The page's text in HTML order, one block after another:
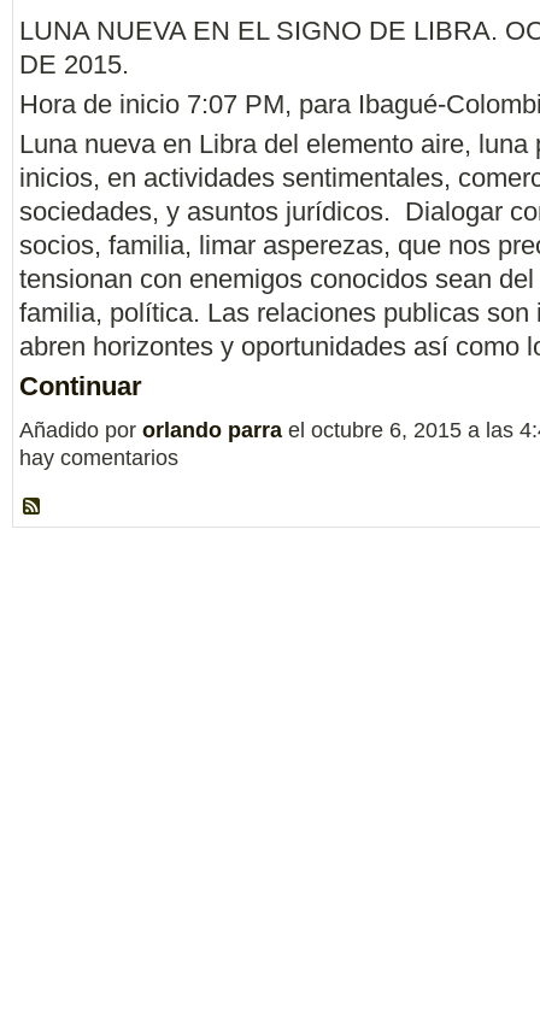
LUNA NUEVA EN EL SIGNO DE LIBRA.
DE 2015.
Hora de inicio 7:07 PM, para Ibagué-
Luna nueva en Libra del elemento aire, luna
inicios, en actividades sentimentales,
sociedades, y asuntos jurídicos. Dialogar
socios, familia, limar asperezas, que nos
tensionan con enemigos conocidos sean
familia, política. Las relaciones publicas son
abren horizontes y oportunidades así como
Continuar
Añadido por orlando parra el octubre 6, 2015 a las
hay comentarios